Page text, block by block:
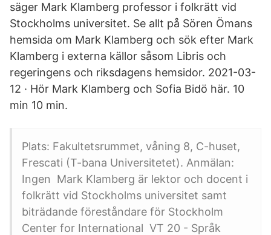
säger Mark Klamberg professor i folkrätt vid
Stockholms universitet. Se allt på Sören Ömans
hemsida om Mark Klamberg och sök efter Mark
Klamberg i externa källor såsom Libris och
regeringens och riksdagens hemsidor. 2021-03-
12 · Hör Mark Klamberg och Sofia Bidö här. 10
min 10 min.
Plats: Fakultetsrummet, våning 8, C-huset,
Frescati (T-bana Universitetet). Anmälan:
Ingen Mark Klamberg är lektor och docent i
folkrätt vid Stockholms universitet samt
biträdande föreståndare för Stockholm
Center for International VT 20 - Språk